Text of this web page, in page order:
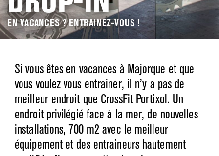
EN VACANCES ? ENTRAINEZ-VOUS !
Si vous êtes en vacances à Majorque et que
vous voulez vous entrainer, il n’y a pas de
meilleur endroit que CrossFit Portixol. Un
endroit privilégié face à la mer, de nouvelles
installations, 700 m2 avec le meilleur
équipement et des entraineurs hautement